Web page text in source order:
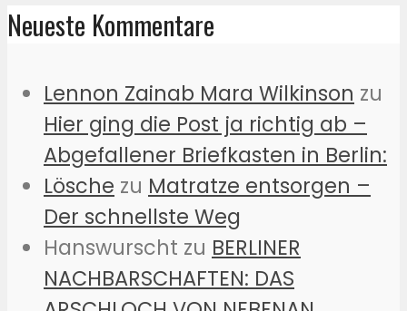
Neueste Kommentare
Lennon Zainab Mara Wilkinson zu
Hier ging die Post ja richtig ab –
Abgefallener Briefkasten in Berlin:
Lösche zu Matratze entsorgen –
Der schnellste Weg
Hanswurscht zu BERLINER
NACHBARSCHAFTEN: DAS